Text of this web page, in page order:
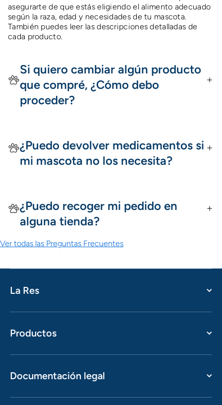
asegurarte de que estás eligiendo el alimento adecuado
según la raza, edad y necesidades de tu mascota.
También puedes leer las descripciones detalladas de
cada producto.
Si quiero cambiar algún producto
que compré, ¿Cómo debo
proceder?
¿Puedo devolver medicamentos si
mi mascota no los necesita?
¿Puedo recoger mi pedido en
alguna tienda?
Ver todas las Preguntas Frecuentes
La Res
Productos
Documentación legal